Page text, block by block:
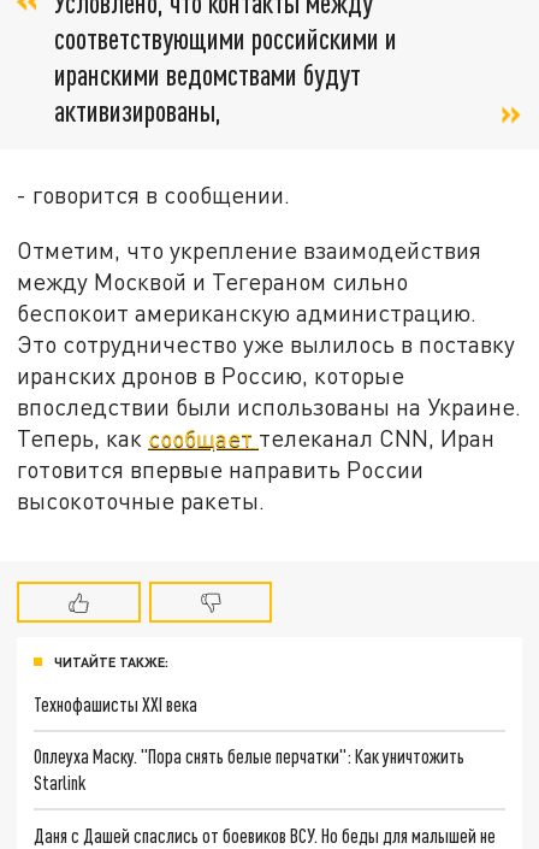
соответствующими российскими и
иранскими ведомствами будут
активизированы,
- говорится в сообщении.
Отметим, что укрепление взаимодействия
между Москвой и Тегераном сильно
беспокоит американскую администрацию.
Это сотрудничество уже вылилось в поставку
иранских дронов в Россию, которые
впоследствии были использованы на Украине.
Теперь, как сообщает телеканал CNN, Иран
готовится впервые направить России
высокоточные ракеты.
ЧИТАЙТЕ ТАКЖЕ:
Технофашисты XXI века
Оплеуха Маску. "Пора снять белые перчатки": Как уничтожить
Starlink
Даня с Дашей спаслись от боевиков ВСУ. Но беды для малышей не